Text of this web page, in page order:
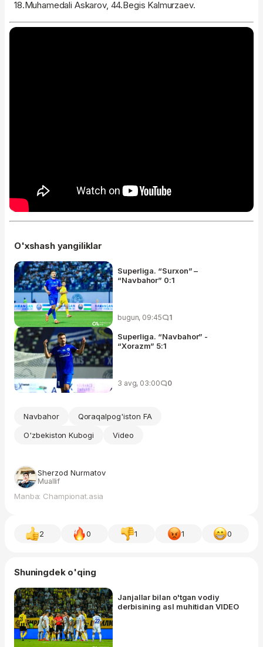
18.Muhamedali Askarov, 44.Begis Kalmurzaev.
O'xshash yangiliklar
Superliga. “Surxon” –
“Navbahor” 0:1
bugun, 09:45 1
Superliga. “Navbahor” -
“Xorazm” 5:1
3 avg, 03:00 0
Navbahor
Qoraqalpog'iston FA
O'zbekiston Kubogi
Video
Sherzod Nurmatov
Muallif
Manba: Championat.asia
2 0 1 1 0
Shuningdek o'qing
Janjallar bilan o'tgan vodiy
derbisining asl muhitidan VIDEO